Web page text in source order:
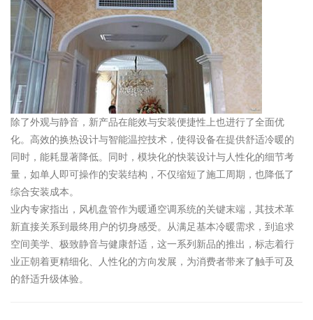
除了外观与静音，新产品在能效与安装便捷性上也进行了全面优
化。高效的换热设计与智能温控技术，使得设备在提供舒适冷暖的
同时，能耗显著降低。同时，模块化的快装设计与人性化的细节考
量，如单人即可操作的安装结构，不仅缩短了施工周期，也降低了
综合安装成本。
业内专家指出，风机盘管作为暖通空调系统的关键末端，其技术革
新直接关系到最终用户的切身感受。从满足基本冷暖需求，到追求
空间美学、极致静音与健康舒适，这一系列新品的推出，标志着行
业正朝着更精细化、人性化的方向发展，为消费者带来了触手可及
的舒适升级体验。